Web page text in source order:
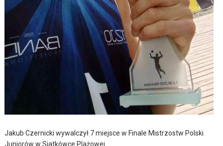
Jakub Czernicki wywalczył 7 miejsce w Finale Mistrzostw Polski
Juniorów w Siatkówce Plażowej